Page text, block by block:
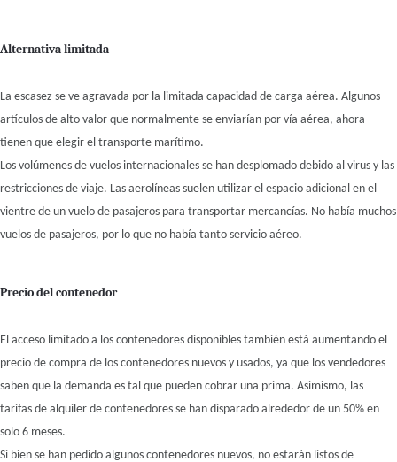
Alternativa limitada
La escasez se ve agravada por la limitada capacidad de carga aérea. Algunos
artículos de alto valor que normalmente se enviarían por vía aérea, ahora
tienen que elegir el transporte marítimo.
Los volúmenes de vuelos internacionales se han desplomado debido al virus y las
restricciones de viaje. Las aerolíneas suelen utilizar el espacio adicional en el
vientre de un vuelo de pasajeros para transportar mercancías. No había muchos
vuelos de pasajeros, por lo que no había tanto servicio aéreo.
Precio del contenedor
El acceso limitado a los contenedores disponibles también está aumentando el
precio de compra de los contenedores nuevos y usados, ya que los vendedores
saben que la demanda es tal que pueden cobrar una prima. Asimismo, las
tarifas de alquiler de contenedores se han disparado alrededor de un 50% en
solo 6 meses.
Si bien se han pedido algunos contenedores nuevos, no estarán listos de